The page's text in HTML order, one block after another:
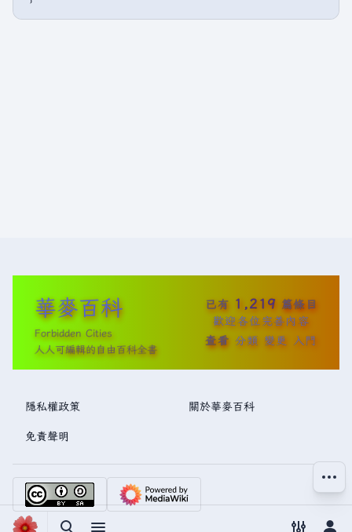
華麥百科
Forbidden Cities
人人可編輯的自由百科全書
已有 1,219 篇條目
歡迎各位完善內容
查看 分類 變更 入門
隱私權政策 關於華麥百科
免責聲明